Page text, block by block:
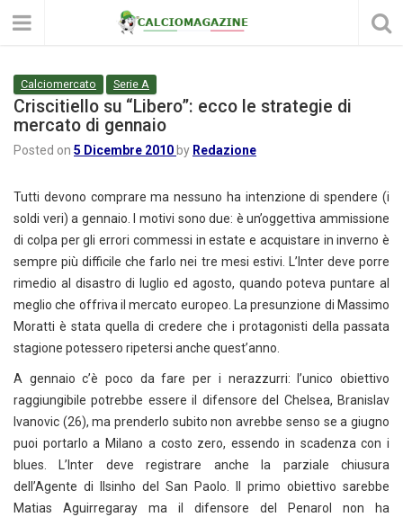
Calciomercato Serie A
Criscitiello su “Libero”: ecco le strategie di
mercato di gennaio
Posted on 5 Dicembre 2010 by Redazione
Tutti devono comprare ma nessuno ha intenzione di spendere (i
soldi veri) a gennaio. I motivi sono due: è un’oggettiva ammissione
di colpa per gli errori commessi in estate e acquistare in inverno è
sempre più difficile che farlo nei tre mesi estivi. L’Inter deve porre
rimedio al disastro di luglio ed agosto, quando poteva puntare al
meglio che offriva il mercato europeo. La presunzione di Massimo
Moratti è stata quella di credere che i protagonisti della passata
stagione potessero ripetersi anche quest’anno.
A gennaio c’è poco da fare per i nerazzurri: l’unico obiettivo
raggiungibile potrebbe essere il difensore del Chelsea, Branislav
Ivanovic (26), ma prenderlo subito non avrebbe senso se a giugno
puoi portarlo a Milano a costo zero, essendo in scadenza con i
blues. L’Inter deve registrare anche la parziale chiusura
dell’Agente di Ilsinho del San Paolo. Il primo obiettivo sarebbe
Matias Aguirregaray ma il difensore del Penarol non ha